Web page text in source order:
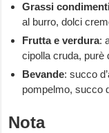
Grassi
al burro, dolci
Frutta e verdura:
cipolla cruda, purè
Bevande: succo
pompelmo, succo
Nota